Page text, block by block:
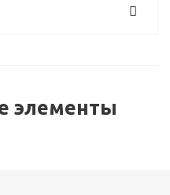
элементы